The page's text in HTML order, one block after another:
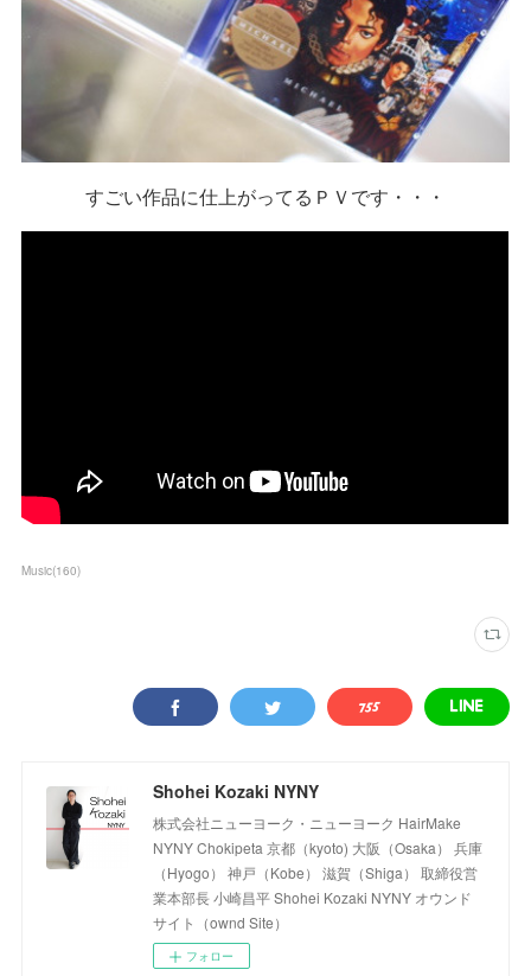
すごい作品に仕上がってるＰＶです・・・
Music(160)
Shohei Kozaki NYNY
株式会社ニューヨーク・ニューヨーク HairMake
NYNY Chokipeta 京都（kyoto) 大阪（Osaka） 兵庫
（Hyogo） 神戸（Kobe） 滋賀（Shiga） 取締役営
業本部長 小崎昌平 Shohei Kozaki NYNY オウンド
サイト（ownd Site）
フォロー